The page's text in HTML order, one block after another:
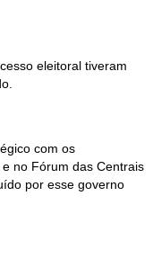
eleitoral tiveram
com os
no Fórum das Centrais
por esse governo